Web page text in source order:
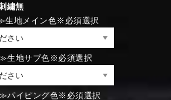
⑧Yellow
⑧Yellow
繡無
生地メイン色※必須選択
生地サブ色※必須選択
パイピング色※必須選択